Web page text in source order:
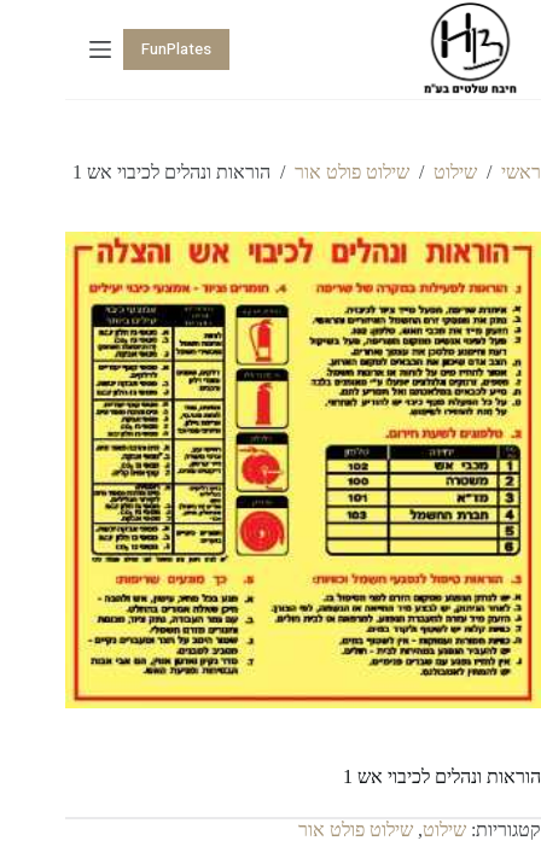
FunPlates
ראשי / שילוט / שילוט פולט אור / הוראות ונהלים לכיבוי אש 1
הוראות ונהלים לכיבוי אש 1
קטגוריות: שילוט, שילוט פולט אור